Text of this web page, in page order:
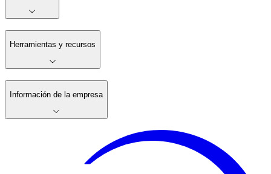
Herramientas y recursos
Información de la empresa